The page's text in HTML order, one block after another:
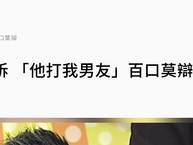
莫辯
「他打我男友」百口莫辯